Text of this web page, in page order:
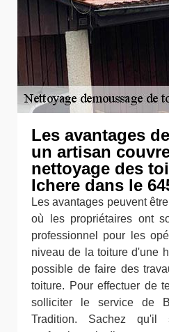
Les avantages
un artisan
nettoyage des
Ichere dans le
Les avantages peuvent
où les propriétaires ont
professionnel pour les
niveau de la toiture d'une
possible de faire des
toiture. Pour effectuer de
solliciter le service de
Tradition. Sachez qu'il